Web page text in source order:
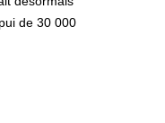
de 30 000